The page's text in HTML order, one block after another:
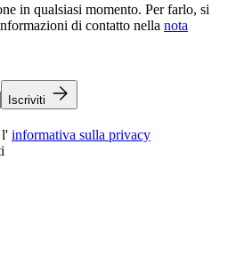
in qualsiasi momento. Per farlo, si
di contatto nella nota
Iscriviti
l' informativa sulla privacy